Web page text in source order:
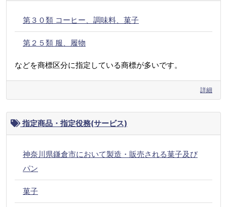
第３０類 コーヒー、調味料、菓子
第２５類 服、履物
などを商標区分に指定している商標が多いです。
詳細
指定商品・指定役務(サービス)
神奈川県鎌倉市において製造・販売される菓子及び
パン
菓子